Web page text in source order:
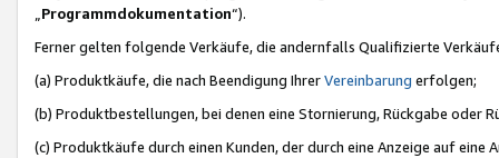
Programmdokumentation“).
Ferner gelten folgende Verkäufe, die andernfalls Qualifizierte
(a) Produktkäufe, die nach Beendigung IhrerVereinbarung erfolgen;
(b) Produktbestellungen, bei denen eine Stornierung, Rückgabe oder
(c) Produktkäufe durch einen Kunden, der durch eine Anzeige auf